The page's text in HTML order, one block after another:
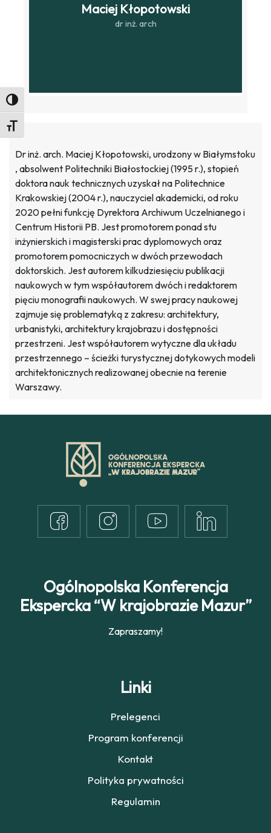
Toggle High Contrast
Toggle Font size
Maciej Kłopotowski
dr inż. arch
Dr inż. arch. Maciej Kłopotowski, urodzony w Białymstoku
, absolwent Politechniki Białostockiej (1995 r.), stopień
doktora nauk technicznych uzyskał na Politechnice
Krakowskiej (2004 r.), nauczyciel akademicki, od roku
2020 pełni funkcję Dyrektora Archiwum Uczelnianego i
Centrum Historii PB. Jest promotorem ponad stu
inżynierskich i magisterski prac dyplomowych oraz
promotorem pomocniczych w dwóch przewodach
doktorskich. Jest autorem kilkudziesięciu publikacji
naukowych w tym współautorem dwóch i redaktorem
pięciu monografii naukowych. W swej pracy naukowej
zajmuje się problematyką z zakresu: architektury,
urbanistyki, architektury krajobrazu i dostępności
przestrzeni. Jest współautorem wytyczne dla układu
przestrzennego – ścieżki turystycznej dotykowych modeli
architektonicznych realizowanej obecnie na terenie
Warszawy.
Ogólnopolska Konferencja
Ekspercka “W krajobrazie Mazur”
Zapraszamy!
Linki
Prelegenci
Program konferencji
Kontakt
Polityka prywatności
Regulamin